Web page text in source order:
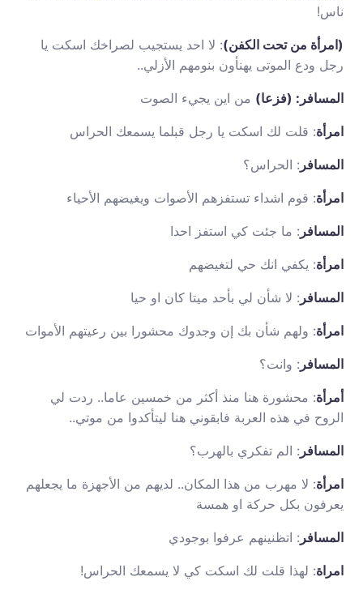
ناس!
(امرأة من تحت الكفن): لا احد يستجيب لصراخك اسكت يا
رجل ودع الموتى يهنأون بنومهم الأزلي..
المسافر: (فزعا) من اين يجيء الصوت
امرأة: قلت لك اسكت يا رجل قبلما يسمعك الحراس
المسافر : الحراس؟
امرأة: قوم اشداء تستفزهم الأصوات ويغيضهم الأحياء
المسافر : ما جئت كي استفز احدا
امرأة: يكفي انك حي لتغيضهم
المسافر : لا شأن لي بأحد ميتا كان او حيا
امرأة: ولهم شأن بك إن وجدوك محشورا بين رعيتهم الأموات
المسافر : وانت؟
أمرأة: محشورة هنا منذ أكثر من خمسين عاما.. ردت لي
الروح في هذه العربة فابقوني هنا ليتأكدوا من موتي..
المسافر : الم تفكري بالهرب؟
امرأة: لا مهرب من هذا المكان.. لديهم من الأجهزة ما يجعلهم
يعرفون بكل حركة او همسة
المسافر : اتظنينهم عرفوا بوجودي
امراة: لهذا قلت لك اسكت كي لا يسمعك الحراس!